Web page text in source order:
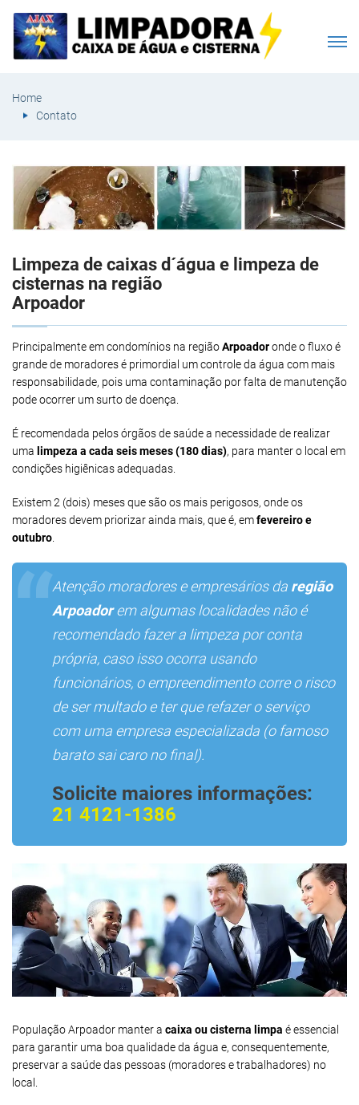
Home
Contato
Limpeza de caixas d´água e limpeza de
cisternas na região
Arpoador
Principalmente em condomínios na regiãoArpoadoronde o fluxo é
grande de moradores é primordial um controle da água com mais
responsabilidade, pois uma contaminação por falta de manutenção
pode ocorrer um surto de doença.
É recomendada pelos órgãos de saúde a necessidade de realizar
uma limpeza a cada seis meses (180 dias), para manter o local em
condições higiênicas adequadas.
Existem 2 (dois) meses que são os mais perigosos, onde os
moradores devem priorizar ainda mais, que é, emfevereiro e
outubro
Atenção moradores e empresários da região
Arpoadorem algumas localidades não é
recomendado fazer a limpeza por conta
própria, caso isso ocorra usando
funcionários, o empreendimento corre o risco
de ser multado e ter que refazer o serviço
com uma empresa especializada (o famoso
barato sai caro no final).
Solicite maiores informações:
21 4121-1386
População Arpoador manter a caixa ou cisterna limpa é essencial
para garantir uma boa qualidade da água e, consequentemente,
preservar a saúde das pessoas (moradores e trabalhadores) no
local.